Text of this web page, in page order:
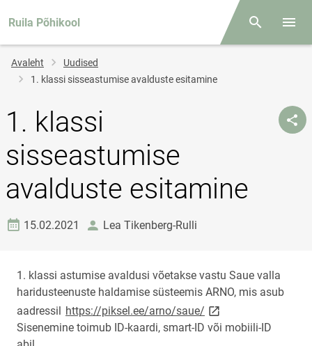
Ruila Põhikool Otsing
Jälglink
Avaleht
Uudised
1. klassi sisseastumise avalduste esitamine
1. klassi
sisseastumise
avalduste esitamine
Loomise kuupäev
15.02.2021 autorLea Tikenberg-Rulli
1. klassi astumise avaldusi võetakse vastu Saue valla
haridusteenuste haldamise süsteemis ARNO, mis asub
aadressil https://piksel.ee/arno/saue/ link opens on new
Sisenemine toimub ID-kaardi, smart-ID või mobiili-ID